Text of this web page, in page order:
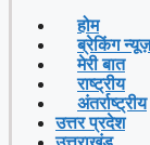
होम
ब्रेकिंग न्यूज़
मेरी बात
राष्ट्रीय
अंतर्राष्ट्रीय
उत्तर प्रदेश